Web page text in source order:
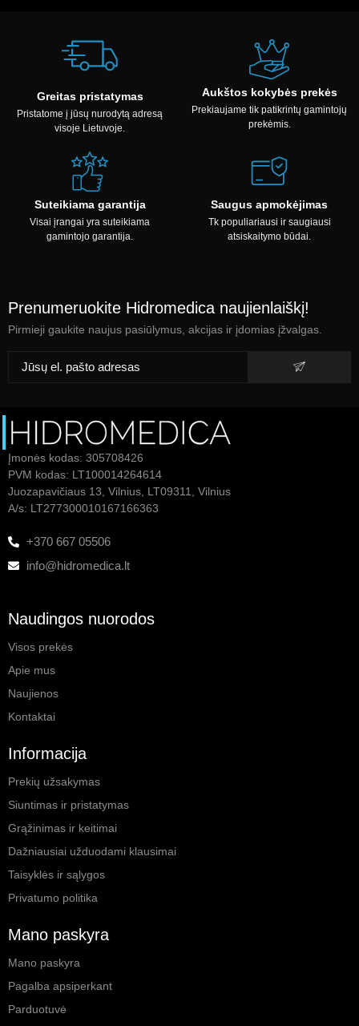
Greitas pristatymas
Pristatome į jūsų nurodytą adresą
visoje Lietuvoje.
Aukštos kokybės prekės
Prekiaujame tik patikrintų gamintojų
prekėmis.
Suteikiama garantija
Visai įrangai yra suteikiama
gamintojo garantija.
Saugus apmokėjimas
Tk populiariausi ir saugiausi
atsiskaitymo būdai.
Prenumeruokite Hidromedica naujienlaiškį!
Pirmieji gaukite naujus pasiūlymus, akcijas ir įdomias įžvalgas.
Įmonės kodas: 305708426
PVM kodas: LT100014264614
Juozapavičiaus 13, Vilnius, LT09311, Vilnius
A/s: LT277300010167166363
+370 667 05506
info@hidromedica.lt
Naudingos nuorodos
Visos prekės
Apie mus
Naujienos
Kontaktai
Informacija
Prekių užsakymas
Siuntimas ir pristatymas
Grąžinimas ir keitimai
Dažniausiai užduodami klausimai
Taisyklės ir sąlygos
Privatumo politika
Mano paskyra
Mano paskyra
Pagalba apsiperkant
Parduotuvė